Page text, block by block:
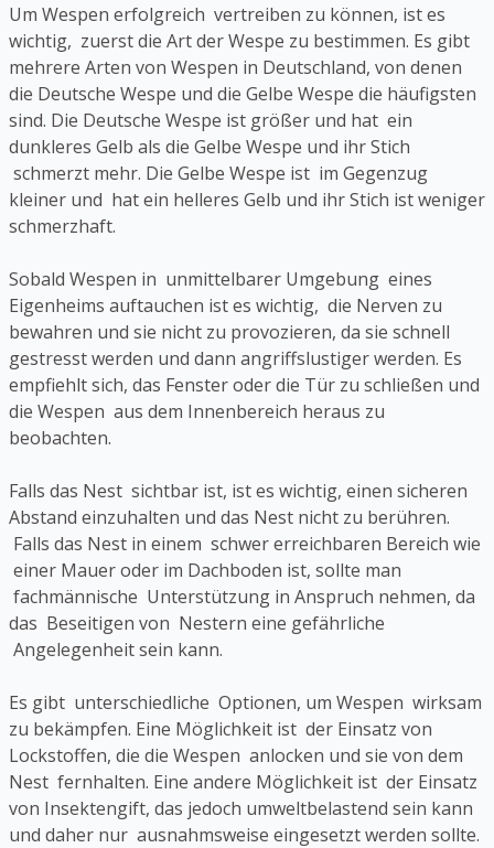
Um Wespen erfolgreich vertreiben zu können, ist es
wichtig, zuerst die Art der Wespe zu bestimmen. Es gibt
mehrere Arten von Wespen in Deutschland, von denen
die Deutsche Wespe und die Gelbe Wespe die häufigsten
sind. Die Deutsche Wespe ist größer und hat ein
dunkleres Gelb als die Gelbe Wespe und ihr Stich
schmerzt mehr. Die Gelbe Wespe ist im Gegenzug
kleiner und hat ein helleres Gelb und ihr Stich ist weniger
schmerzhaft.
Sobald Wespen in unmittelbarer Umgebung eines
Eigenheims auftauchen ist es wichtig, die Nerven zu
bewahren und sie nicht zu provozieren, da sie schnell
gestresst werden und dann angriffslustiger werden. Es
empfiehlt sich, das Fenster oder die Tür zu schließen und
die Wespen aus dem Innenbereich heraus zu
beobachten.
Falls das Nest sichtbar ist, ist es wichtig, einen sicheren
Abstand einzuhalten und das Nest nicht zu berühren.
Falls das Nest in einem schwer erreichbaren Bereich wie
einer Mauer oder im Dachboden ist, sollte man
fachmännische Unterstützung in Anspruch nehmen, da
das Beseitigen von Nestern eine gefährliche
Angelegenheit sein kann.
Es gibt unterschiedliche Optionen, um Wespen wirksam
zu bekämpfen. Eine Möglichkeit ist der Einsatz von
Lockstoffen, die die Wespen anlocken und sie von dem
Nest fernhalten. Eine andere Möglichkeit ist der Einsatz
von Insektengift, das jedoch umweltbelastend sein kann
und daher nur ausnahmsweise eingesetzt werden sollte.